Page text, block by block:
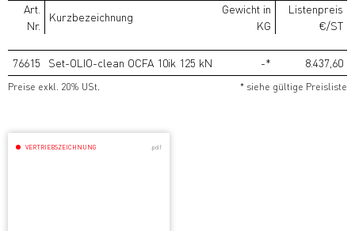
Art.
Nr.
Kurzbezeichnung
Gewicht in
KG
Listenpreis
€/ST
76615 Set-OLIO-clean OCFA 10ik 125 kN -* 8.437,60
* siehe gültige Preisliste
Preise exkl. 20% USt.
VERTRIEBSZEICHNUNG .pdf